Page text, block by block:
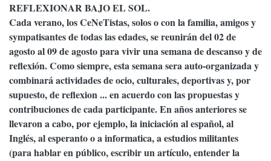
REFLEXIONAR BAJO EL SOL.
Cada verano, los CeNeTistas, solos o con la familia, amigos y
sympatisantes de todas las edades, se reunirán del 02 de
agosto al 09 de agosto para vivir una semana de descanso y de
reflexión. Como siempre, esta semana sera auto-organizada y
combinará actividades de ocio, culturales, deportivas y, por
supuesto, de reflexion ... en acuerdo con las propuestas y
contribuciones de cada participante. En años anteriores se
llevaron a cabo, por ejemplo, la iniciación al español, al
Inglés, al esperanto o a informatica, a estudios militantes
(para hablar en público, escribir un artículo, entender la